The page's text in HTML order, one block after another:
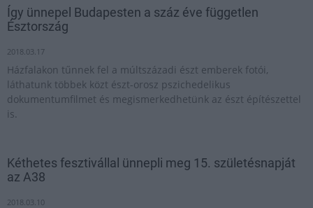
Így ünnepel Budapesten a száz éve független
Észtország
2018.03.17
Házfalakon tűnnek fel a múltszázadi észt emberek fotói,
láthatunk többek közt észt-orosz pszichedelikus
dokumentumfilmet és megismerkedhetünk az észt építészettel
is.
Kéthetes fesztivállal ünnepli meg 15. születésnapját
az A38
2018.03.10